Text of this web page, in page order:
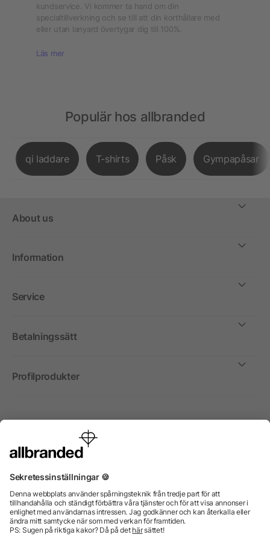
kundservice. Vi kommer ta hand om din
specialtillverkning och se till att din korthållare med
eller utan lanyard övertygar dig till 100%.
Läs mer
Populär hos allbranded
qi laddare T-shirts Påsk Gympapåsar
About us
Information
Service
Betalningssätt
Profilprodukter
Internationellt